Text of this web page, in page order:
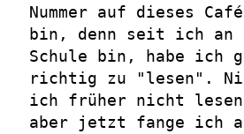
Nummer auf dieses
bin, denn seit ich an
Schule bin, habe ich
richtig zu "lesen".
ich früher nicht lesen
aber jetzt fange ich